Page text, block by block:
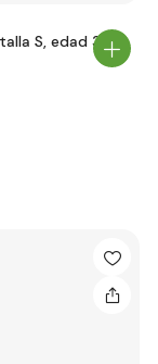
S, edad 3-5